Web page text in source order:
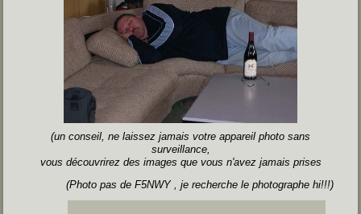
(un conseil, ne laissez jamais votre appareil photo sans
surveillance,
vous découvrirez des images que vous n'avez jamais prises
(Photo pas de F5NWY , je recherche le photographe hi!!!)